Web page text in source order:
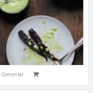
Comentar